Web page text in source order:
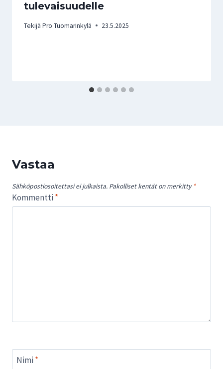
tulevaisuudelle
Tekijä Pro Tuomarinkylä 23.5.2025
Vastaa
Sähköpostiosoitettasi ei julkaista. Pakolliset kentät on merkitty *
Kommentti *
Nimi *